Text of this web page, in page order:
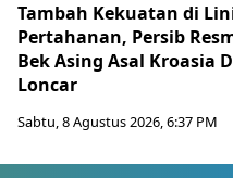
Tambah Kekuatan di
Pertahanan, Persib
Bek Asing Asal Kroasia
Loncar
Sabtu, 8 Agustus 2026, 6:37 PM